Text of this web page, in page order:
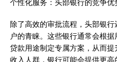
个性化服务：头部银行的竞争优
除了高效的审批流程，头部银
户的青睐。这些银行通常会根
贷款用途制定专属方案，从而
收入人群，银行可能会提供更